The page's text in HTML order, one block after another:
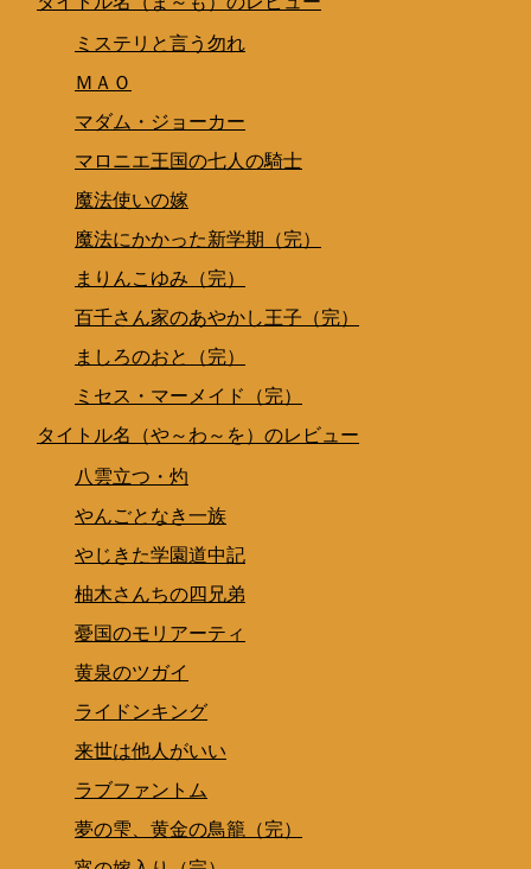
ミステリと言う勿れ
ＭＡＯ
マダム・ジョーカー
マロニエ王国の七人の騎士
魔法使いの嫁
魔法にかかった新学期（完）
まりんこゆみ（完）
百千さん家のあやかし王子（完）
ましろのおと（完）
ミセス・マーメイド（完）
タイトル名（や～わ～を）のレビュー
八雲立つ・灼
やんごとなき一族
やじきた学園道中記
柚木さんちの四兄弟
憂国のモリアーティ
黄泉のツガイ
ライドンキング
来世は他人がいい
ラブファントム
夢の雫、黄金の鳥籠（完）